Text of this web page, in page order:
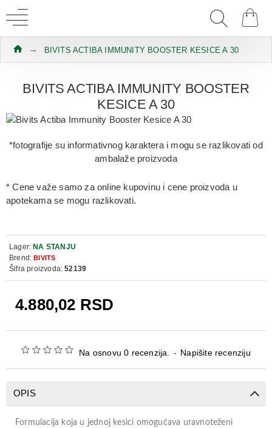
BIVITS ACTIBA IMMUNITY BOOSTER KESICE A 30
BIVITS ACTIBA IMMUNITY BOOSTER
KESICE A 30
*fotografije su informativnog karaktera i mogu se razlikovati od
ambalaže proizvoda
* Cene važe samo za online kupovinu i cene proizvoda u
apotekama se mogu razlikovati.
Na osnovu 0 recenzija. - Napišite recenziju
4.880,02 RSD
Lager: NA STANJU
Brend: BIVITS
Šifra proizvoda: 52139
OPIS
Formulacija koja u jednoj kesici omogućava uravnoteženi